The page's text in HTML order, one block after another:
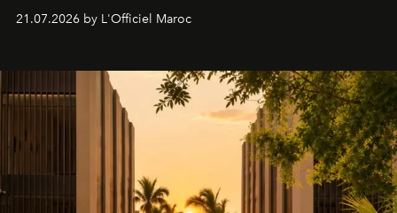
britannique, née dans un cabinet de chirurgie plastique
londonien et construite depuis autour d'un actif breveté,
21.07.2026 by L'Officiel Maroc